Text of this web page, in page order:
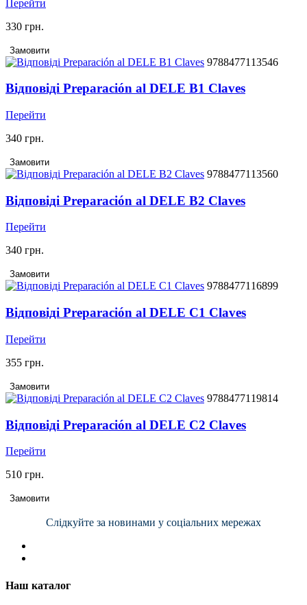
Перейти
330 грн.
Замовити
9788477113546
Відповіді Preparación al DELE B1 Claves
Перейти
340 грн.
Замовити
9788477113560
Відповіді Preparación al DELE B2 Claves
Перейти
340 грн.
Замовити
9788477116899
Відповіді Preparación al DELE C1 Claves
Перейти
355 грн.
Замовити
9788477119814
Відповіді Preparación al DELE C2 Claves
Перейти
510 грн.
Замовити
Слідкуйте за новинами у соціальних мережах
Наш каталог